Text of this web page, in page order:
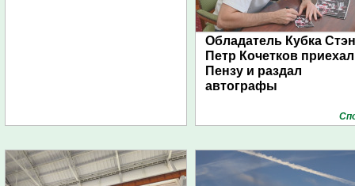
Обладатель Кубка
Петр Кочетков
Пензу и раздал
автографы